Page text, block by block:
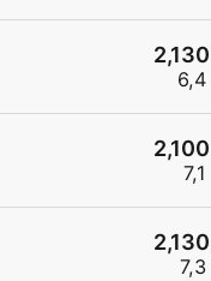
2,130
6,4
2,100
7,1
2,130
7,3